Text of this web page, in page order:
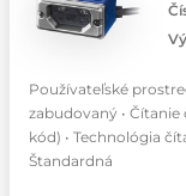
Používateľské
zabudovaný •
kód) • Technológia
Štandardná